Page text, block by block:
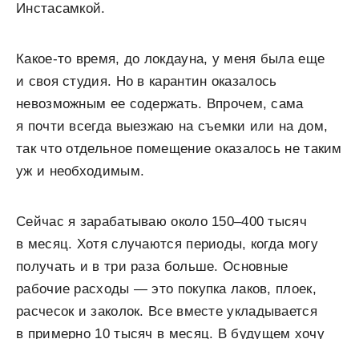
Инстасамкой.
Какое-то время, до локдауна, у меня была еще
и своя студия. Но в карантин оказалось
невозможным ее содержать. Впрочем, сама
я почти всегда выезжаю на съемки или на дом,
так что отдельное помещение оказалось не таким
уж и необходимым.
Сейчас я зарабатываю около 150–400 тысяч
в месяц. Хотя случаются периоды, когда могу
получать и в три раза больше. Основные
рабочие расходы — это покупка лаков, плоек,
расчесок и заколок. Все вместе укладывается
в примерно 10 тысяч в месяц. В будущем хочу